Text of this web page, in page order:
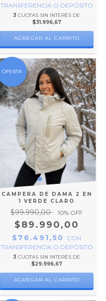
TRANSFERENCIA O DEPÓSITO
3 CUOTAS SIN INTERÉS DE
$31.996,67
AGREGAR AL CARRITO
OFERTA
CAMPERA DE DAMA 2 EN
1 VERDE CLARO
$99.990,00 10% OFF
$89.990,00
$76.491,50
CON
TRANSFERENCIA O DEPÓSITO
3 CUOTAS SIN INTERÉS DE
$29.996,67
AGREGAR AL CARRITO